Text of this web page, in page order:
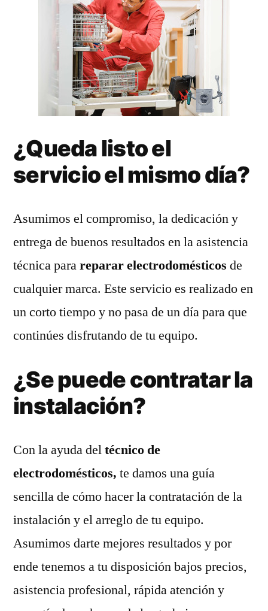
¿Queda listo el
servicio el mismo día?
Asumimos el compromiso, la dedicación y
entrega de buenos resultados en la asistencia
técnica parareparar electrodomésticos de
cualquier marca. Este servicio es realizado en
un corto tiempo y no pasa de un día para que
continúes disfrutando de tu equipo.
¿Se puede contratar la
instalación?
Con la ayuda deltécnico de
electrodomésticos, te damos una guía
sencilla de cómo hacer la contratación de la
instalación y el arreglo de tu equipo.
Asumimos darte mejores resultados y por
ende tenemos a tu disposición bajos precios,
asistencia profesional, rápida atención y